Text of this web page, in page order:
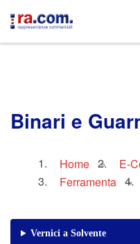
Passa al contenuto
Binari e
Home » E-
Ferramenta
»
Vernici a Solvente